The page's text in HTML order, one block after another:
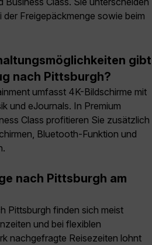
der Freigepäckmenge sowie beim
gibt
nach Pittsburgh?
umfasst 4K-Bildschirme mit
und eJournals. In Premium
Class profitieren Sie zusätzlich
Bluetooth-Funktion und
nach Pittsburgh am
Pittsburgh finden sich meist
und bei flexiblen
nachgefragte Reisezeiten lohnt